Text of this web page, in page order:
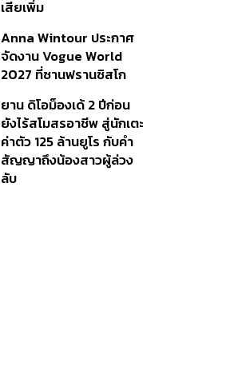
เสียเพิ่ม
Anna Wintour ประกาศ
จัดงาน Vogue World
2027 ที่ซานฟรานซิสโก
ยาน ดิโอม็องเด้ 2 ปีก่อน
ยังไร้สโมสรอาชีพ สู่นักเตะ
ค่าตัว 125 ล้านยูโร กับคำ
สัญญาถึงน้องสาวผู้ล่วง
ลับ